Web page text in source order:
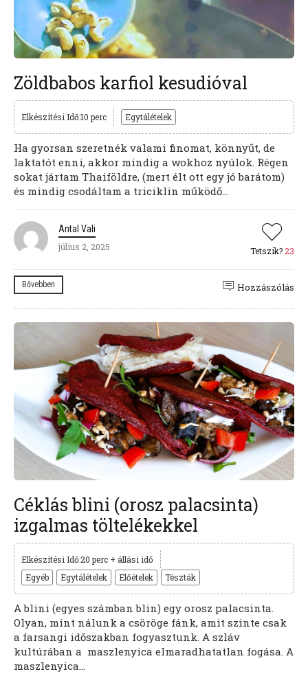
Zöldbabos karfiol kesudióval
Elkészítési Idő:10 perc Egytálételek
Ha gyorsan szeretnék valami finomat, könnyűt, de
laktatót enni, akkor mindig a wokhoz nyúlok. Régen
sokat jártam Thaiföldre, (mert élt ott egy jó barátom)
és mindig csodáltam a triciklin működő...
Antal Vali
július 2, 2025
Tetszik?23
Bővebben Hozzászólás
Céklás blini (orosz palacsinta)
izgalmas töltelékekkel
Elkészítési Idő:20 perc + állási idő
Egyéb
Egytálételek Előételek Tészták
A blini (egyes számban blin) egy orosz palacsinta.
Olyan, mint nálunk a csöröge fánk, amit szinte csak
a farsangi időszakban fogyasztunk. A szláv
kultúrában a maszlenyica elmaradhatatlan fogása. A
maszlenyica...